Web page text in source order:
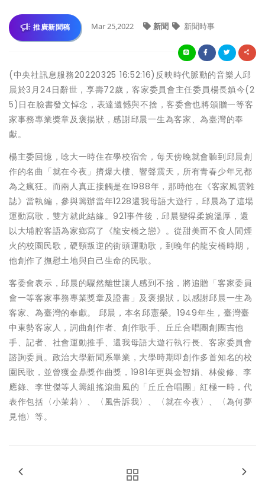
推廣新聞稿 Mar 25,2022 新聞 新聞時事
(中央社訊息服務20220325 16:52:16)反映時代脈動的音樂人邱
晨於3月24日辭世，享壽72歲，客家委員會主任委員楊長鎮今(2
5)日在臉書發文悼念，表達遺憾與不捨，客委會也將頒贈一等客
家事務專業獎章及褒揚狀，感謝邱晨一生為客家、為臺灣的奉
獻。
楊主委回憶，唸大一時住在學校宿舍，每天傍晚就會聽到邱晨創
作的名曲「就在今夜」擠爆大樓、響聲震天，所有青春少年兄都
為之瘋狂。而兩人真正接觸是在1988年，那時他在《客家風雲雜
誌》當執編，參與籌辦當年1228還我母語大遊行，邱晨為了這場
運動寫歌，雙方就此結緣。921事件後，邱晨變得柔婉溫厚，還
以大埔腔客語為家鄉寫了《龍安橋之戀》。從甜美而不食人間煙
火的校園民歌，硬頸叛逆的街頭運動歌，到晚年的龍安橋時期，
他創作了撫慰土地與自己生命的民歌。
客委會表示，邱晨的驟然離世讓人感到不捨，將追贈「客家委員
會一等客家事務專業獎章及證書」及褒揚狀，以感謝邱晨一生為
客家、為臺灣的奉獻。 邱晨，本名邱憲榮。1949年生，臺灣臺
中東勢客家人，詞曲創作者、創作歌手、丘丘合唱團創團吉他
手、記者、社會運動推手、還我母語大遊行執行長、客家委員會
諮詢委員。政治大學新聞系畢業，大學時期即創作多首知名的校
園民歌，並曾獲金鼎獎作曲獎，1981年更與金智娟、林俊修、李
應錄、李世傑等人籌組搖滾曲風的「丘丘合唱團」紅極一時，代
表作包括〈小茉莉〉、〈風告訴我〉、〈就在今夜〉、〈為何夢
見他〉等。